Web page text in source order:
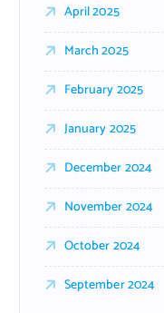
April 2025
March 2025
February 2025
January 2025
December 2024
November 2024
October 2024
September 2024